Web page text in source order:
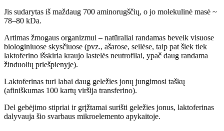
Jis sudarytas iš maždaug 700 aminorugščių, o jo molekulinė masė ~
78–80 kDa.
Artimas žmogaus organizmui – natūraliai randamas beveik visuose
biologiniuose skysčiuose (pvz., ašarose, seilėse, taip pat šiek tiek
laktoferino išskiria kraujo lastelės neutrofilai, ypač daug randama
žinduolių priešpienyje).
Laktoferinas turi labai daug geležies jonų jungimosi taškų
(afiniškumas 100 kartų viršija transferino).
Del gebėjimo stipriai ir grįžtamai surišti geležies jonus, laktoferinas
dalyvauja šio svarbaus mikroelemento apykaitoje.